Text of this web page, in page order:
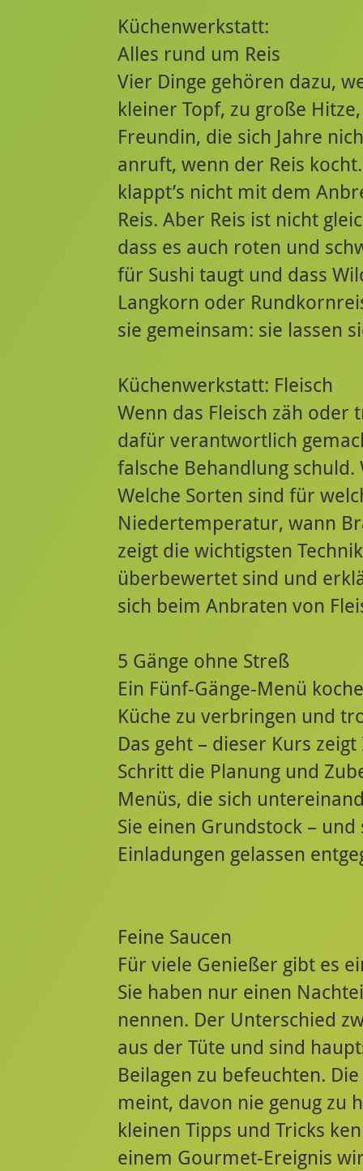
Küchenwerkstatt:
Alles rund um Reis
Vier Dinge gehören dazu,
kleiner Topf, zu große
Freundin, die sich Jahre
anruft, wenn der Reis
klappt’s nicht mit dem
Reis. Aber Reis ist nicht
dass es auch roten und
für Sushi taugt und dass
Langkorn oder
sie gemeinsam: sie lassen
Küchenwerkstatt: Fleisch
Wenn das Fleisch zäh
dafür verantwortlich
falsche Behandlung
Welche Sorten sind für
Niedertemperatur, wann
zeigt die wichtigsten
überbewertet sind und
sich beim Anbraten von
5 Gänge ohne Streß
Ein Fünf-Gänge-Menü
Küche zu verbringen und
Das geht – dieser Kurs
Schritt die Planung und
Menüs, die sich
Sie einen Grundstock –
Einladungen gelassen
Feine Saucen
Für viele Genießer gibt es
Sie haben nur einen
nennen. Der Unterschied
aus der Tüte und sind
Beilagen zu befeuchten.
meint, davon nie genug zu
kleinen Tipps und Tricks
einem Gourmet-Ereignis